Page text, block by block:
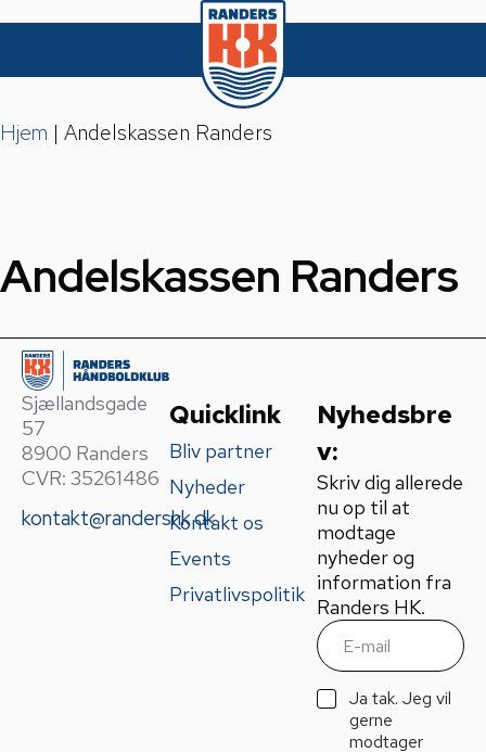
Hjem | Andelskassen Randers
Andelskassen Randers
Sjællandsgade
57
8900 Randers
CVR: 35261486
kontakt@randershk.dk
Quicklink
Bliv partner
Nyheder
Kontakt os
Events
Privatlivspolitik
Nyhedsbre
v:
Skriv dig allerede
nu op til at
modtage
nyheder og
information fra
Randers HK.
E
m
a
i
l
G
Ja tak. Jeg vil
gerne
modtager